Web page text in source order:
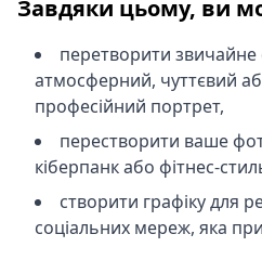
Завдяки цьому, ви
перетворити
атмосферний, чуттєвий
професійний портрет,
перестворити ваше
кіберпанк або фітнес-
створити графіку для
соціальних мереж, яка